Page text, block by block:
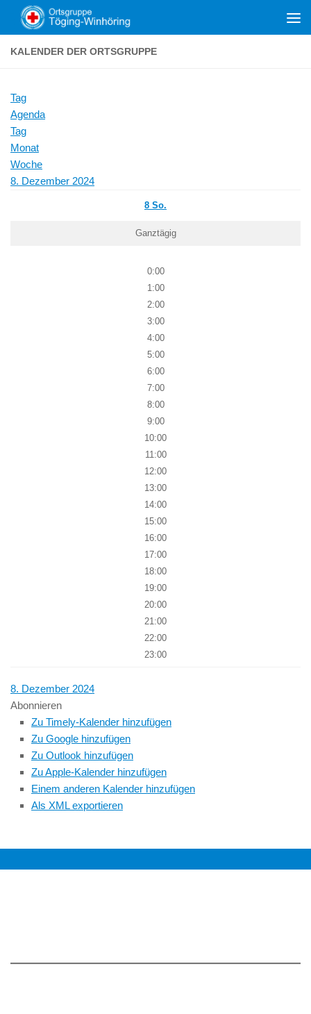
Zum Inhalt springen
KALENDER DER ORTSGRUPPE
Tag
Agenda
Tag
Monat
Woche
8. Dezember 2024
8 So.
Ganztägig
0:00
1:00
2:00
3:00
4:00
5:00
6:00
7:00
8:00
9:00
10:00
11:00
12:00
13:00
14:00
15:00
16:00
17:00
18:00
19:00
20:00
21:00
22:00
23:00
8. Dezember 2024
Abonnieren
Zu Timely-Kalender hinzufügen
Zu Google hinzufügen
Zu Outlook hinzufügen
Zu Apple-Kalender hinzufügen
Einem anderen Kalender hinzufügen
Als XML exportieren